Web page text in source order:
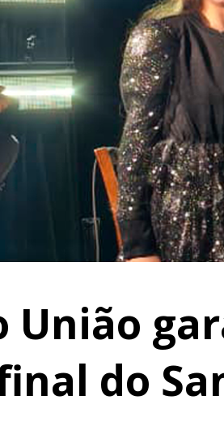
União
do